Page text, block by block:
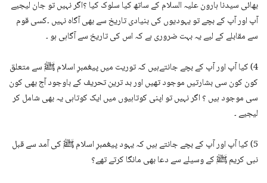
بھائی سیدنا ہارون علیہ السلام کے ساتھ کیا سلوک کیا ؟اگر نہیں تو جان لیجیے
آپ اور آپ کے بچے تو یہودیوں کی بنیادی تاریخ سے بھی آگاہ نہیں ۔کسی قوم
سے مقابلے کے لیے یہ بہت ضروری ہے کہ اس کی تاریخ سے آگاہی ہو ۔
4) کیا آپ اور آپ کے بچے جانتےہیں کہ توریت میں پیغمبرِ اسلام ﷺ سے متعلق
کون کون سی بشارتیں موجود تھیں اور بد ترین تحریف کے باوجود آج بھی کون
سی موجود ہیں ؟ اگر نہیں تو اپنی کوتاہیوں میں ایک کوتاہی یہ بھی شامل کر
لیجیے ۔
5) کیا آپ اور آپ کے بچے جانتے ہیں کہ یہود پیغمبرِ اسلام ﷺ کی آمد سے قبل
نبی کریم ﷺ کے وسیلے سے دعا بھی مانگا کرتے تھے؟